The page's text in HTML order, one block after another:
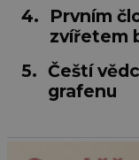
4.
Prvním
zvířetem
5. Čeští
grafenu